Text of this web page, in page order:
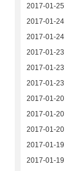
2017-01-25
2017-01-24
2017-01-24
2017-01-23
2017-01-23
2017-01-23
2017-01-20
2017-01-20
2017-01-20
2017-01-19
2017-01-19